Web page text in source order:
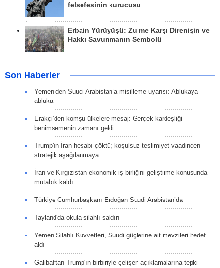
felsefesinin kurucusu
Erbain Yürüyüşü: Zulme Karşı Direnişin ve
Hakkı Savunmanın Sembolü
Son Haberler
Yemen’den Suudi Arabistan’a misilleme uyarısı: Ablukaya
abluka
Erakçi’den komşu ülkelere mesaj: Gerçek kardeşliği
benimsemenin zamanı geldi
Trump'ın İran hesabı çöktü; koşulsuz teslimiyet vaadinden
stratejik aşağılanmaya
İran ve Kırgızistan ekonomik iş birliğini geliştirme konusunda
mutabık kaldı
Türkiye Cumhurbaşkanı Erdoğan Suudi Arabistan’da
Tayland'da okula silahlı saldırı
Yemen Silahlı Kuvvetleri, Suudi güçlerine ait mevzileri hedef
aldı
Galibaf'tan Trump'ın birbiriyle çelişen açıklamalarına tepki